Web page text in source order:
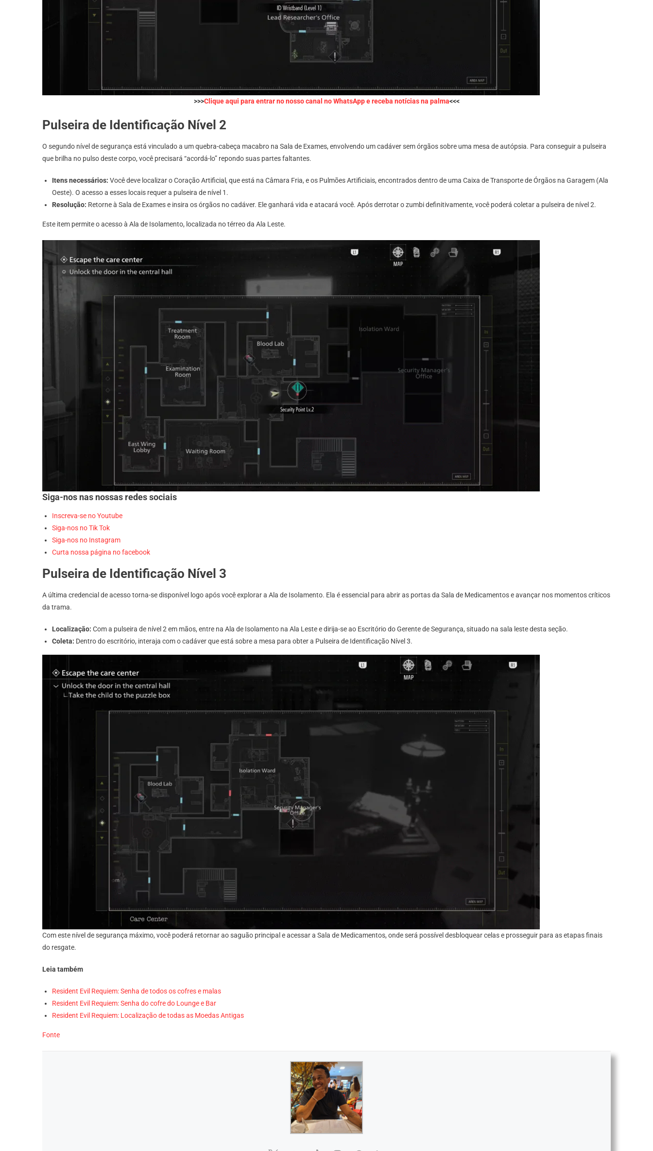
>>>Clique aqui para entrar no nosso canal no WhatsApp e receba notícias na palma<<<
Pulseira de Identificação Nível 2
O segundo nível de segurança está vinculado a um quebra-cabeça macabro na Sala de Exames, envolvendo um cadáver sem órgãos sobre uma mesa de autópsia. Para conseguir a pulseira
que brilha no pulso deste corpo, você precisará “acordá-lo” repondo suas partes faltantes.
Itens necessários: Você deve localizar o Coração Artificial, que está na Câmara Fria, e os Pulmões Artificiais, encontrados dentro de uma Caixa de Transporte de Órgãos na Garagem (Ala
Oeste). O acesso a esses locais requer a pulseira de nível 1.
Resolução: Retorne à Sala de Exames e insira os órgãos no cadáver. Ele ganhará vida e atacará você. Após derrotar o zumbi definitivamente, você poderá coletar a pulseira de nível 2.
Este item permite o acesso à Ala de Isolamento, localizada no térreo da Ala Leste.
Siga-nos nas nossas redes sociais
Inscreva-se no Youtube
Siga-nos no Tik Tok
Siga-nos no Instagram
Curta nossa página no facebook
Pulseira de Identificação Nível 3
A última credencial de acesso torna-se disponível logo após você explorar a Ala de Isolamento. Ela é essencial para abrir as portas da Sala de Medicamentos e avançar nos momentos críticos
da trama.
Localização: Com a pulseira de nível 2 em mãos, entre na Ala de Isolamento na Ala Leste e dirija-se ao Escritório do Gerente de Segurança, situado na sala leste desta seção.
Coleta: Dentro do escritório, interaja com o cadáver que está sobre a mesa para obter a Pulseira de Identificação Nível 3.
Com este nível de segurança máximo, você poderá retornar ao saguão principal e acessar a Sala de Medicamentos, onde será possível desbloquear celas e prosseguir para as etapas finais
do resgate.
Leia também
Resident Evil Requiem: Senha de todos os cofres e malas
Resident Evil Requiem: Senha do cofre do Lounge e Bar
Resident Evil Requiem: Localização de todas as Moedas Antigas
Fonte